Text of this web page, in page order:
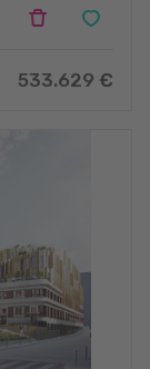
533.629 €